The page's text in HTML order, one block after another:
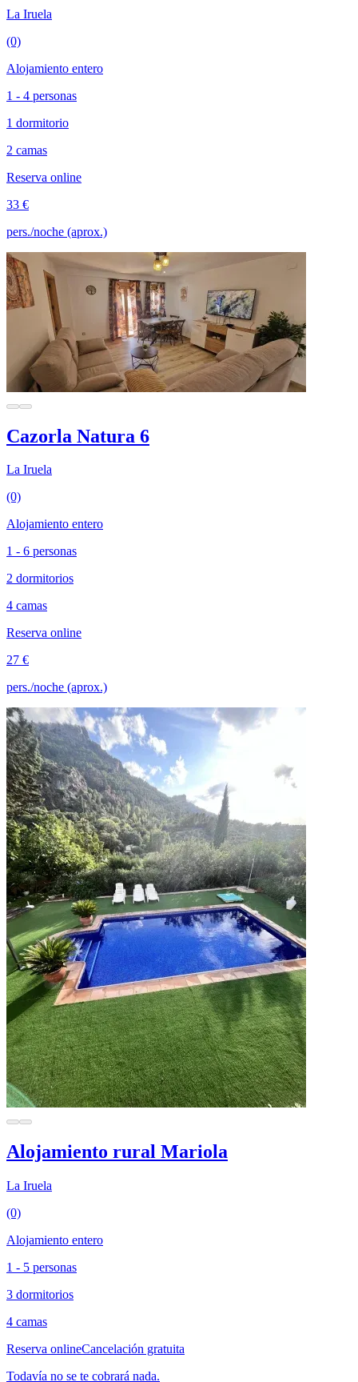
La Iruela
(0)
Alojamiento entero
1 - 4 personas
1 dormitorio
2 camas
Reserva online
33 €
pers./noche (aprox.)
Cazorla Natura 6
La Iruela
(0)
Alojamiento entero
1 - 6 personas
2 dormitorios
4 camas
Reserva online
27 €
pers./noche (aprox.)
Alojamiento rural Mariola
La Iruela
(0)
Alojamiento entero
1 - 5 personas
3 dormitorios
4 camas
Reserva onlineCancelación gratuita
Todavía no se te cobrará nada.